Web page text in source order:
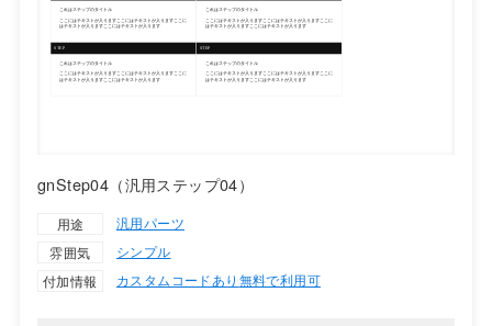
gnStep04（汎用ステップ04）
用途
汎用パーツ
雰囲気
シンプル
付加情報
カスタムコードあり 無料で利用可